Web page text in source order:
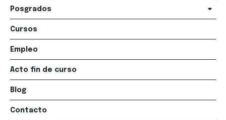
Posgrados
Cursos
Empleo
Acto fin de curso
Blog
Contacto